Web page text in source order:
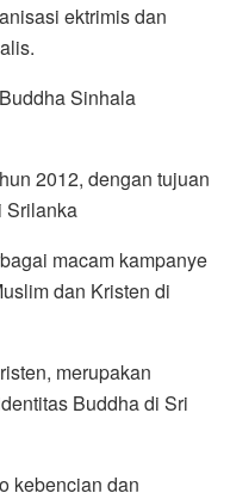
ektrimis dan
Sinhala
2012, dengan tujuan
Srilanka
macam kampanye
dan Kristen di
merupakan
Buddha di Sri
kebencian dan